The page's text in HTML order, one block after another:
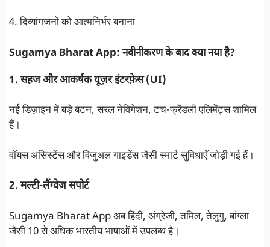
4. दिव्यांगजनों को आत्मनिर्भर बनाना
Sugamya Bharat App: नवीनीकरण के बाद क्या नया है?
1. सहज और आकर्षक यूज़र इंटरफ़ेस (UI)
नई डिज़ाइन में बड़े बटन, सरल नेविगेशन, टच-फ्रेंडली एलिमेंट्स शामिल
हैं।
वॉयस असिस्टेंस और विजुअल गाइडेंस जैसी स्मार्ट सुविधाएँ जोड़ी गई हैं।
2. मल्टी-लैंग्वेज सपोर्ट
Sugamya Bharat App अब हिंदी, अंग्रेजी, तमिल, तेलुगु, बांग्ला
जैसी 10 से अधिक भारतीय भाषाओं में उपलब्ध है।